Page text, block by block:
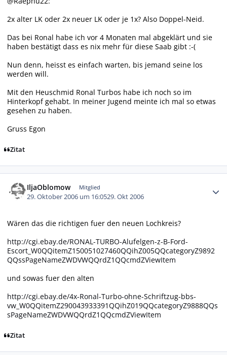
2x alter LK oder 2x neuer LK oder je 1x? Also Doppel-Neid.
Das bei Ronal habe ich vor 4 Monaten mal abgeklärt und sie
haben bestätigt dass es nix mehr für diese Saab gibt :-(
Nun denn, heisst es einfach warten, bis jemand seine los
werden will.
Mit den Heuschmid Ronal Turbos habe ich noch so im
Hinterkopf gehabt. In meiner Jugend meinte ich mal so etwas
gesehen zu haben.
Gruss Egon
Zitat
IljaOblomow Mitglied
29. Oktober 2006 um 16:0529. Okt 2006
Wären das die richtigen fuer den neuen Lochkreis?
http://cgi.ebay.de/RONAL-TURBO-Alufelgen-z-B-Ford-
Escort_W0QQitemZ150051027460QQihZ005QQcategoryZ9892
QQssPageNameZWDVWQQrdZ1QQcmdZViewItem
und sowas fuer den alten
http://cgi.ebay.de/4x-Ronal-Turbo-ohne-Schriftzug-bbs-
vw_W0QQitemZ290043933391QQihZ019QQcategoryZ9888QQs
sPageNameZWDVWQQrdZ1QQcmdZViewItem
Zitat